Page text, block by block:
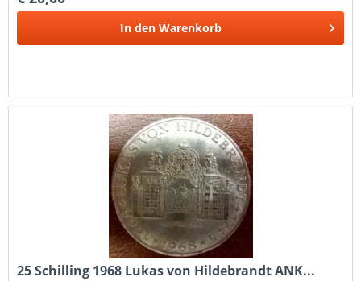
In den Warenkorb
25 Schilling 1968 Lukas von Hildebrandt ANK...